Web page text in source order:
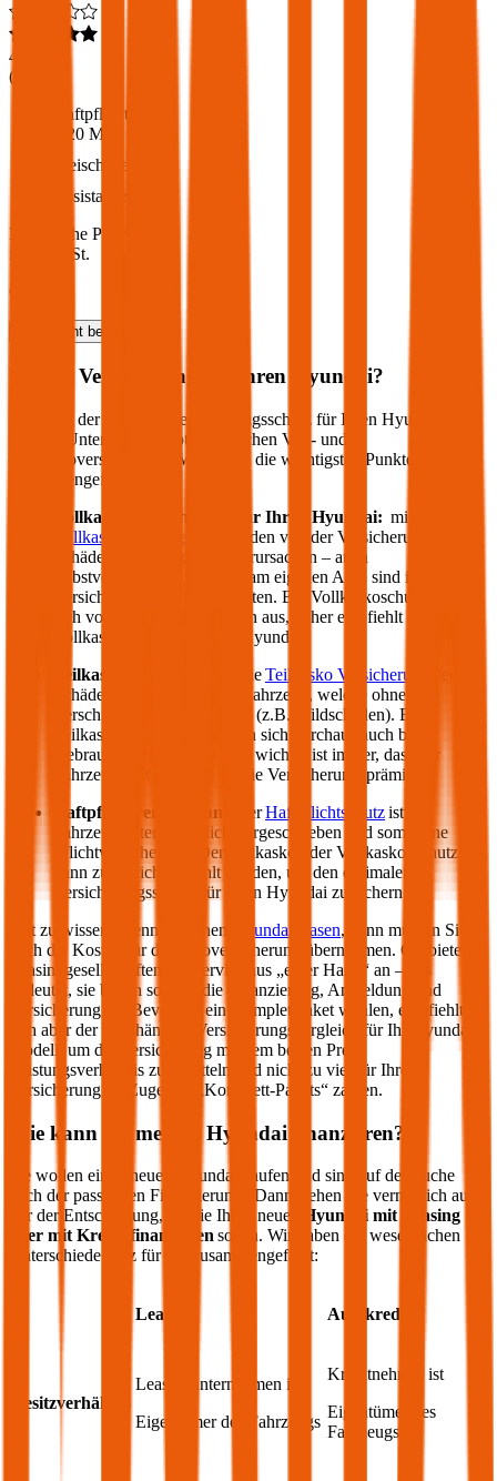
4,6
(
Haftpflicht
€ 20 Mio.
Freischaden
Assistance
Monatliche Prämie
inkl. mVSt.
€ 61,11
Haftpflicht berechnen
Welche Versicherung für Ihren Hyundai?
Wie sieht der optimale Versicherungsschutz für Ihren Hyundai
Welche Unterschiede gibt es zwischen Voll- und
Teilkaskoversicherung? Wir haben die wichtigsten Punkte für Sie
zusammengefasst:
Vollkasko Versicherung für Ihren Hyundai: mit der
Vollkasko Versicherung
werden von der Versicherung
Schäden gedeckt, die Sie verursachen – auch
selbstverschuldete Schäden am eigenen Auto sind im
Versicherungsumfang enthalten. Ein Vollkaskoschutz zahlt
sich vor allem bei Neuwägen aus, daher empfiehlt sich die
Vollkasko für einen neuen
Hyundai
Teilkasko Versicherung:
dieTeilkasko Versicherung
Schäden an Ihrem eigenen Fahrzeug, welche ohne Ihr
Verschulden entstanden sind (z.B. Wildschäden). Eine
Teilkasko Versicherung kann sich durchaus auch bei
Gebrauchtwägen auszahlen: wichtig ist immer, dass der
Fahrzeugwert höher ist als die Versicherungsprämie.
Haftpflichtversicherung
: derHaftpflichtschutzist für
Fahrzeughalter gesetzlich vorgeschrieben und somit eine
Pflichtversicherung. Der Teilkasko oder Vollkasko Schutz
kann zusätzlich gewählt werden, um den optimalen
Versicherungsschutz für Ihren Hyundai zu sichern.
Gut zu wissen: Wenn Sie einen
Hyundai leasen, dann müssen Sie
auch die Kosten für die Autoversicherung übernehmen. Oft bieten
Leasinggesellschaften ein Service aus „einer Hand“ an – das
bedeutet, sie bieten sowohl die Finanzierung, Anmeldung und
Versicherung an. Bevor Sie ein Komplettpaket wählen, empfiehlt
sich aber der unabhängige Versicherungsvergleich für Ihr
Hyundai
Modell, um die Versicherung mit dem besten Preis-
Leistungsverhältnis zu ermitteln und nicht zu viel für Ihre
Versicherung im Zuge des „Komplett-Pakets“ zahlen.
Wie kann ich meinen Hyundai finanzieren?
Sie wollen einen neuen Hyundai
kaufen und sind auf der Suche
nach der passenden Finanzierung? Dann stehen Sie vermutlich auch
vor der Entscheidung, ob Sie Ihren neuen
Hyundai mit Leasing
oder mit Kredit finanzieren sollen. Wir haben die wesentlichen
Unterschiede kurz für Sie zusammengefasst:
Leasing Autokredit
Besitzverhältnis
Leasingunternehmen ist
Eigentümer des Fahrzeugs
Kreditnehmer ist
Eigentümer des
Fahrzeugs